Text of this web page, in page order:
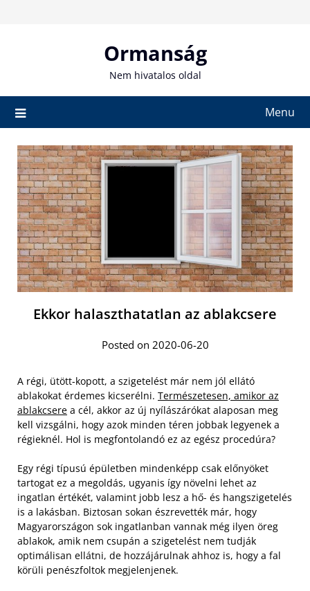
Ormanság
Nem hivatalos oldal
Menu
Ekkor halaszthatatlan az ablakcsere
Posted on 2020-06-20
A régi, ütött-kopott, a szigetelést már nem jól ellátó
ablakokat érdemes kicserélni. Természetesen, amikor az
ablakcsere a cél, akkor az új nyílászárókat alaposan meg
kell vizsgálni, hogy azok minden téren jobbak legyenek a
régieknél. Hol is megfontolandó ez az egész procedúra?
Egy régi típusú épületben mindenképp csak előnyöket
tartogat ez a megoldás, ugyanis így növelni lehet az
ingatlan értékét, valamint jobb lesz a hő- és hangszigetelés
is a lakásban. Biztosan sokan észrevették már, hogy
Magyarországon sok ingatlanban vannak még ilyen öreg
ablakok, amik nem csupán a szigetelést nem tudják
optimálisan ellátni, de hozzájárulnak ahhoz is, hogy a fal
körüli penészfoltok megjelenjenek.